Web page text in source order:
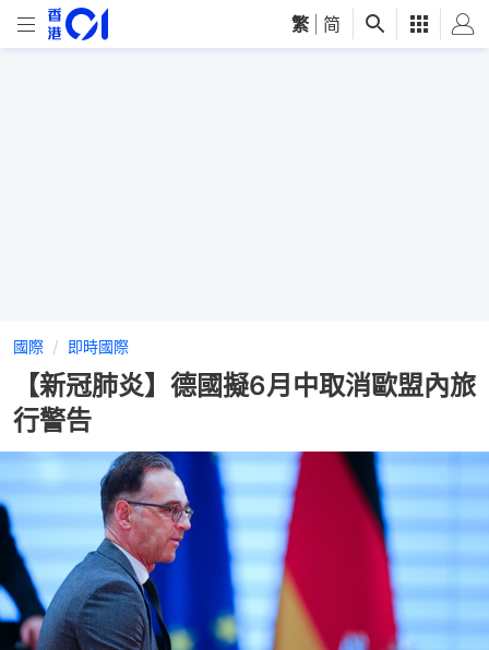
繁 简
國際 即時國際
【新冠肺炎】德國擬6月中取消歐盟內旅
行警告